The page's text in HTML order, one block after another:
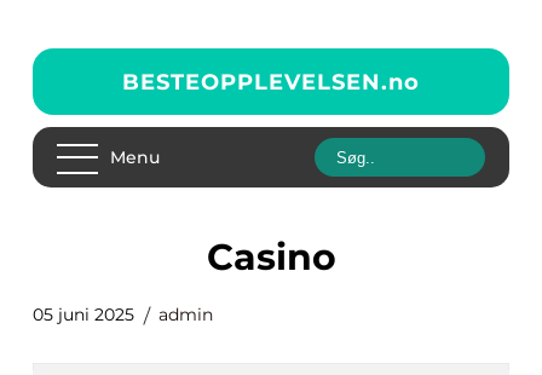
BESTEOPPLEVELSEN.no
Menu
casino
05 juni 2025 admin